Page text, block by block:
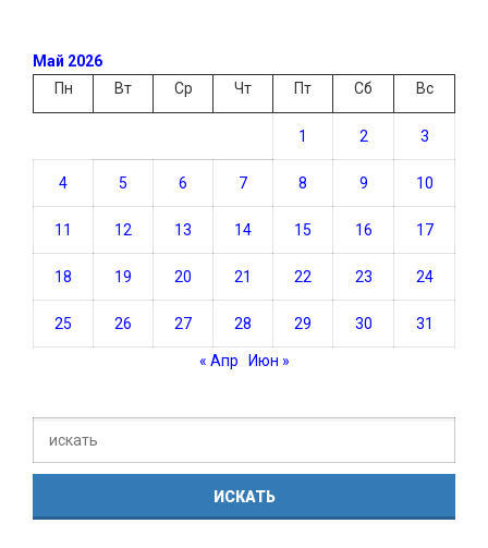
Май 2026
Пн
Вт Ср Чт Пт Сб Вс
1 2 3
4 5 6 7 8 9 10
11 12 13 14 15 16 17
18 19 20 21 22 23 24
25 26 27 28 29 30 31
« Апр Июн »